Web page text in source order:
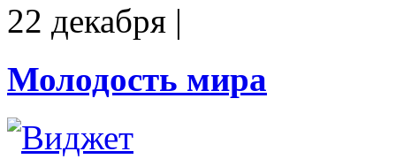
22 декабря |
Молодость мира